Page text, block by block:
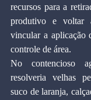
recursos para a
produtivo e voltar
vincular a aplicação
controle de área.
No contencioso
resolveria velhas
suco de laranja,